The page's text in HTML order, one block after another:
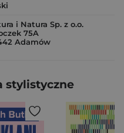
i Natura Sp. z o.o.
75A
Adamów
stylistyczne